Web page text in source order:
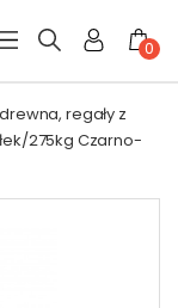
0
regały z
275kg Czarno-